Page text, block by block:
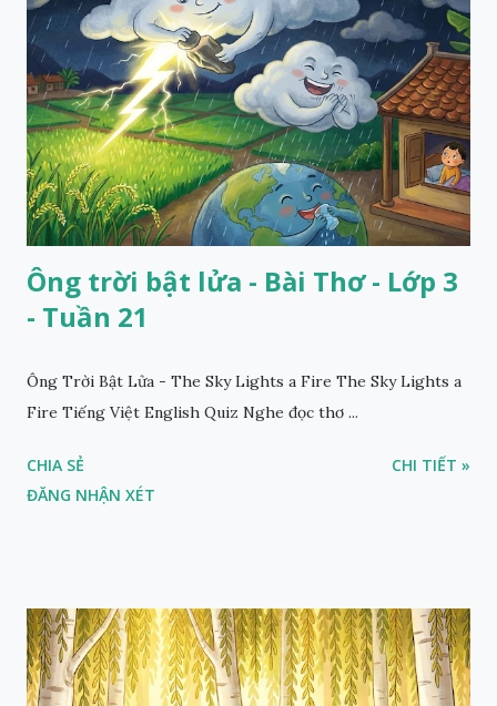
Ông trời bật lửa - Bài Thơ - Lớp 3
- Tuần 21
Ông Trời Bật Lửa - The Sky Lights a Fire The Sky Lights a
Fire Tiếng Việt English Quiz Nghe đọc thơ ...
CHIA SẺ
ĐĂNG NHẬN XÉT
CHI TIẾT »